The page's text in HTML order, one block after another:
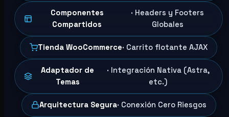
Componentes
Compartidos
· Headers y Footers
Globales
Tienda WooCommerce· Carrito flotante AJAX
Adaptador de
Temas
· Integración Nativa (Astra,
etc.)
Arquitectura Segura· Conexión Cero Riesgos